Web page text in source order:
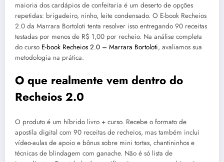
maioria dos cardápios de confeitaria é um deserto de opções
repetidas: brigadeiro, ninho, leite condensado. O E-book Recheios
2.0 da Marrara Bortoloti tenta resolver isso entregando 90 receitas
testadas por menos de R$ 1,00 por recheio. Na análise completa
do curso E-book Recheios 2.0 – Marrara Bortoloti, avaliamos sua
metodologia na prática.
O que realmente vem dentro do
Recheios 2.0
O produto é um híbrido livro + curso. Recebe o formato de
apostila digital com 90 receitas de recheios, mas também inclui
vídeo-aulas de apoio e bônus sobre mini tortas, chantininhos e
técnicas de blindagem com ganache. Não é só lista de